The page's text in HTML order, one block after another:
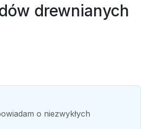
drewnianych
o niezwykłych